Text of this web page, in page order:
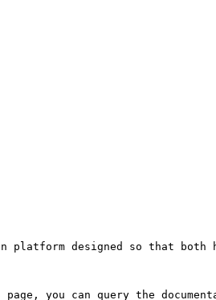
designed so that both
you can query the